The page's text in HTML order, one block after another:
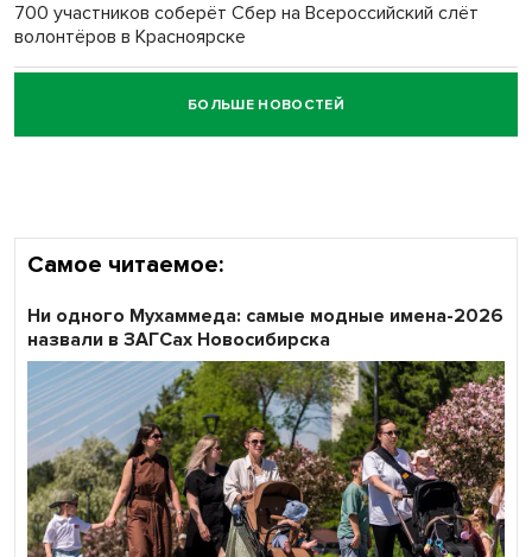
700 участников соберёт Сбер на Всероссийский слёт
волонтёров в Красноярске
Честный выбор: видеонаблюдение обеспечит
объективность результатов ЕДГ в Новосибирской
БОЛЬШЕ НОВОСТЕЙ
Самое читаемое:
Ни одного Мухаммеда: самые модные имена-2026
назвали в ЗАГСах Новосибирска